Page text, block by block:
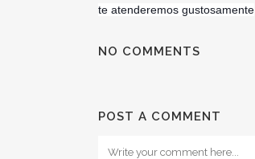
te atenderemos gustosamente
NO COMMENTS
POST A COMMENT